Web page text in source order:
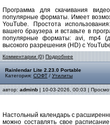
Программа для скачивания
популярные форматы. Имеет
YouTube. Простота
вашего браузера и вставьте в
популярные форматы: avi, mp4
высокого разрешения (HD) с
Комментарии (0) Подробнее
Rainlendar Lite 2.23.0 Portable
Категория: СОФТ / Утилиты
автор: adminb | 10-03-2026, 00:03 |
Настольный календарь с
можно составлять свое